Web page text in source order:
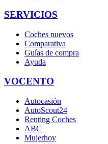
SERVICIOS
Coches nuevos
Comparativa
Guías de compra
Ayuda
VOCENTO
Autocasión
AutoScout24
Renting Coches
ABC
Mujerhoy